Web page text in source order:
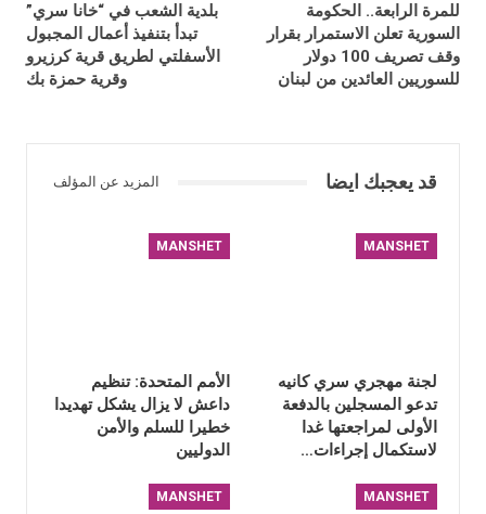
للمرة الرابعة.. الحكومة
السورية تعلن الاستمرار بقرار
وقف تصريف 100 دولار
للسوريين العائدين من لبنان
بلدية الشعب في “خانا سري”
تبدأ بتنفيذ أعمال المجبول
الأسفلتي لطريق قرية كرزيرو
وقرية حمزة بك
قد يعجبك ايضا المزيد عن المؤلف
MANSHET
لجنة مهجري سري كانيه
تدعو المسجلين بالدفعة
الأولى لمراجعتها غدا
لاستكمال إجراءات…
MANSHET
الأمم المتحدة: تنظيم
داعش لا يزال يشكل تهديدا
خطيرا للسلم والأمن
الدوليين
MANSHET
MANSHET